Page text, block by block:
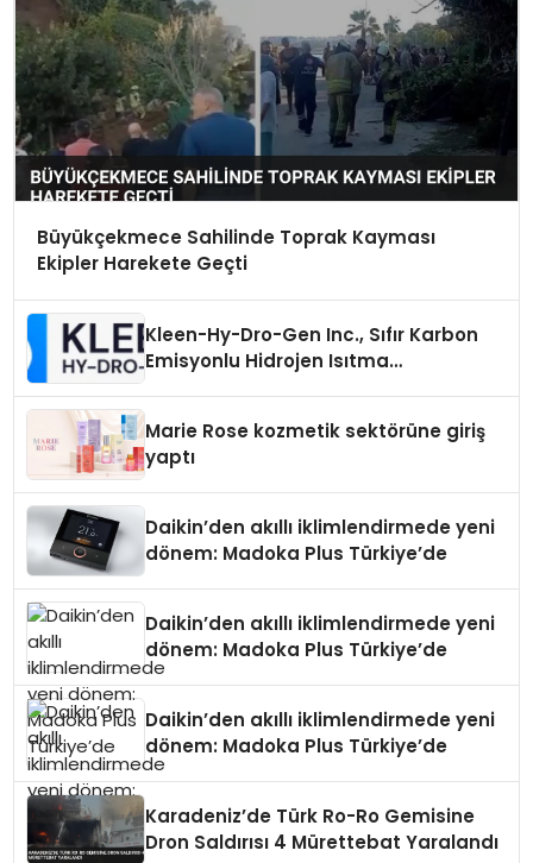
Büyükçekmece Sahilinde Toprak Kayması
Ekipler Harekete Geçti
Kleen-Hy-Dro-Gen Inc., Sıfır Karbon
Emisyonlu Hidrojen Isıtma
Marie Rose kozmetik sektörüne giriş
yaptı
Daikin’den akıllı iklimlendirmede yeni
dönem: Madoka Plus Türkiye’de
Daikin’den akıllı iklimlendirmede yeni
dönem: Madoka Plus Türkiye’de
Daikin’den akıllı iklimlendirmede yeni
dönem: Madoka Plus Türkiye’de
Karadeniz’de Türk Ro-Ro Gemisine
Dron Saldırısı 4 Mürettebat Yaralandı